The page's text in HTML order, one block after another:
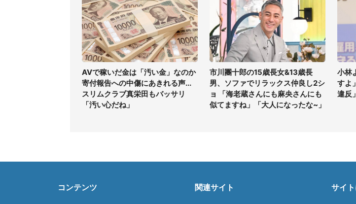
AVで稼いだ金は「汚い金」なのか
寄付報告への中傷にあきれる声...
スリムクラブ真栄田もバッサリ
「汚い心だね」
市川團十郎の15歳長女&13歳長
男、ソファでリラックス仲良し2シ
ョ 「海老蔵さんにも麻央さんにも
似てますね」「大人になったな~」
小林
すよ
違反
コンテンツ 関連サイト サイ